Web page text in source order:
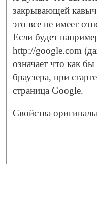
закрывающей
это все не имеет
Если будет
http://google.com
означает что как
браузера, при
страница Google.
Свойства